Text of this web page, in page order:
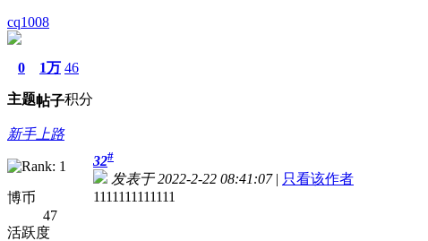
cq1008
0
主题
1万
帖子
46
积分
新手上路
博币
47
活跃度
32#
发表于 2022-2-22 08:41:07 | 只看该作者
1111111111111